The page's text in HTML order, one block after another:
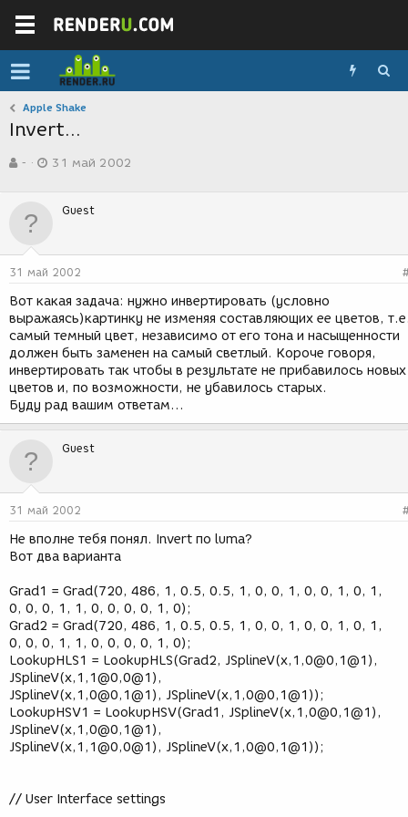
Apple Shake
Invert...
в
р
м
-
а
д
н
и
я
31 май 2002
Guest
31 май 2002
Вот какая задача: нужно инвертировать (условно
выражаясь)картинку не изменяя составляющих ее цветов,
самый темный цвет, независимо от его тона и насыщенности
должен быть заменен на самый светлый. Короче говоря,
инвертировать так чтобы в результате не прибавилось новых
цветов и, по возможности, не убавилось старых.
Буду рад вашим ответам...
Guest
31 май 2002
Не вполне тебя понял. Invert по luma?
Вот два варианта
Grad1 = Grad(720, 486, 1, 0.5, 0.5, 1, 0, 0, 1, 0, 0, 1, 0, 1,
0, 0, 0, 1, 1, 0, 0, 0, 0, 1, 0);
Grad2 = Grad(720, 486, 1, 0.5, 0.5, 1, 0, 0, 1, 0, 0, 1, 0, 1,
0, 0, 0, 1, 1, 0, 0, 0, 0, 1, 0);
LookupHLS1 = LookupHLS(Grad2, JSplineV(x,1,0@0,1@1),
JSplineV(x,1,1@0,0@1),
JSplineV(x,1,0@0,1@1), JSplineV(x,1,0@0,1@1));
LookupHSV1 = LookupHSV(Grad1, JSplineV(x,1,0@0,1@1),
JSplineV(x,1,0@0,1@1),
JSplineV(x,1,1@0,0@1), JSplineV(x,1,0@0,1@1));
// User Interface settings